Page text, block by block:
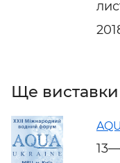
Ще виставки